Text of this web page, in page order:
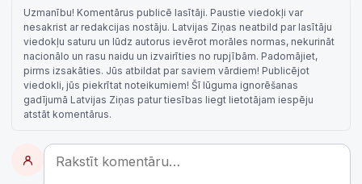
Uzmanību! Komentārus publicē lasītāji. Paustie viedokļi var
nesakrist ar redakcijas nostāju. Latvijas Ziņas neatbild par lasītāju
viedokļu saturu un lūdz autorus ievērot morāles normas, nekurināt
nacionālo un rasu naidu un izvairīties no rupjībām. Padomājiet,
pirms izsakāties. Jūs atbildat par saviem vārdiem! Publicējot
viedokli, jūs piekrītat noteikumiem! Šī lūguma ignorēšanas
gadījumā Latvijas Ziņas patur tiesības liegt lietotājam iespēju
atstāt komentārus.